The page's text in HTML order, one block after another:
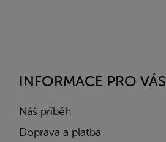
INFORMACE PRO VÁS
Náš příběh
Doprava a platba